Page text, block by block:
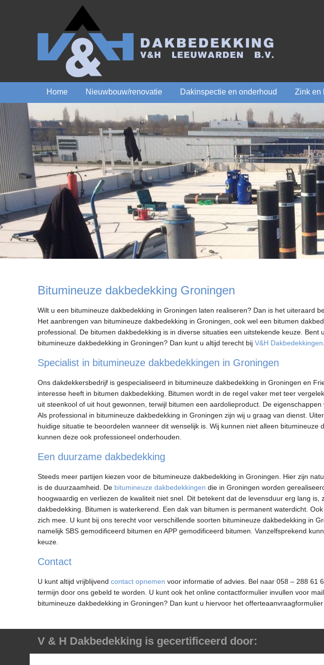
Home Nieuwbouw/renovatie Dakinspectie en onderhoud Zink en
Bitumineuze dakbedekking Groningen
Wilt u een bitumineuze dakbedekking in Groningen laten realiseren? Dan is het uiteraard
Het aanbrengen van bitumineuze dakbedekking in Groningen, ook wel een bitumen
professional. De bitumen dakbedekking is in diverse situaties een uitstekende keuze. Bent
bitumineuze dakbedekking in Groningen? Dan kunt u altijd terecht bij V&H Dakbedekkingen
Specialist in bitumineuze dakbedekkingen in Groningen
Ons dakdekkersbedrijf is gespecialiseerd in bitumineuze dakbedekking in Groningen en
interesse heeft in bitumen dakbedekking. Bitumen wordt in de regel vaker met teer
uit steenkool of uit hout gewonnen, terwijl bitumen een aardolieproduct. De
Als professional in bitumineuze dakbedekking in Groningen zijn wij u graag van dienst.
huidige situatie te beoordelen wanneer dit wenselijk is. Wij kunnen niet alleen bitumineuze
kunnen deze ook professioneel onderhouden.
Een duurzame dakbedekking
Steeds meer partijen kiezen voor de bitumineuze dakbedekking in Groningen. Hier zijn
is de duurzaamheid. De bitumineuze dakbedekkingen die in Groningen worden
hoogwaardig en verliezen de kwaliteit niet snel. Dit betekent dat de levensduur erg lang
dakbedekking. Bitumen is waterkerend. Een dak van bitumen is permanent waterdicht.
zich mee. U kunt bij ons terecht voor verschillende soorten bitumineuze dakbedekking in
namelijk SBS gemodificeerd bitumen en APP gemodificeerd bitumen. Vanzelfsprekend
keuze.
Contact
U kunt altijd vrijblijvend contact opnemen voor informatie of advies. Bel naar 058 – 288 61
termijn door ons gebeld te worden. U kunt ook het online contactformulier invullen voor
bitumineuze dakbedekking in Groningen? Dan kunt u hiervoor het offerteaanvraagformulier
V & H Dakbedekking is gecertificeerd door: